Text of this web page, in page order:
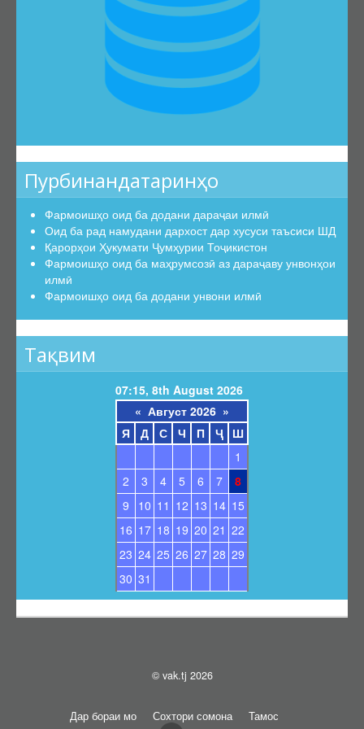
Эътирофи баробарарзишии ҳуҷҷатҳо
Аттестатсияи такрорӣ
Шиносномаи ихтисосҳо
Бюллетени КОА
Санадҳои меъёрии ҳуқуқӣ
Конститутсияи ҶТ
Амру фармонҳои Президенти ҶТ
Қарорҳои Ҳукумати ҶТ
Маҷаллаҳои тақризшаванда
Маҷаллаҳои тақризшавандаи ҶТ
Қоидаҳои бақайдгирии маҷалла
Феҳристи муваққатии маҷаллаҳои тақризшаванда
Барои унвонҷӯёни дараҷаҳои илмӣ
Барои довталабони унвонҳои илмӣ
Саволҳои маъмул
Маълумоти умумӣ
Эълонҳо оид ба ҳимояи диссертатсияҳо
Қабули эълони ҳимоя
СОМОНАИ НАВ
Пурбинандатаринҳо
Фармоишҳо оид ба додани дараҷаи илмӣ
Оид ба рад намудани дархост дар хусуси таъсиси ШД
Қарорҳои Ҳукумати Ҷумҳурии Тоҷикистон
Фармоишҳо оид ба маҳрумсозӣ аз дараҷаву унвонҳои
илмӣ
Фармоишҳо оид ба додани унвони илмӣ
Тақвим
07:15, 8th August 2026
« Август 2026 »
Я
Д С Ч П Ҷ
Ш
1
2
3 4 5 6 7
8
9
10 11 12 13 14 15
16 17 18 19 20 21 22
23 24 25 26 27 28 29
30 31
© vak.tj 2026
Дар бораи мо Сохтори сомона Тамос